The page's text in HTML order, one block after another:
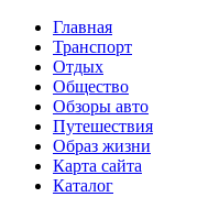
Главная
Транспорт
Отдых
Общество
Обзоры авто
Путешествия
Образ жизни
Карта сайта
Каталог